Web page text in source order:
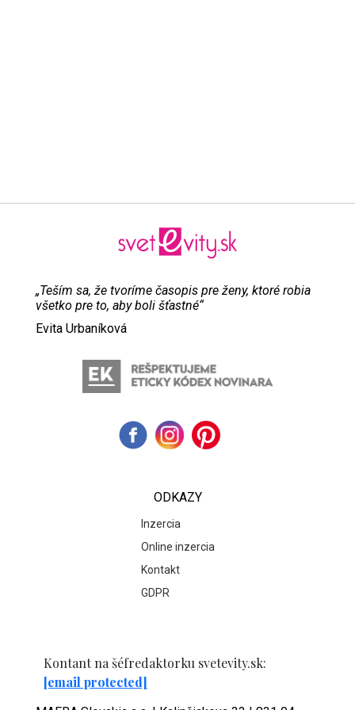
„Teším sa, že tvoríme časopis pre ženy, ktoré robia
všetko pre to, aby boli šťastné“
Evita Urbaníková
ODKAZY
Inzercia
Online inzercia
Kontakt
GDPR
Kontant na šéfredaktorku svetevity.sk:
[email protected]